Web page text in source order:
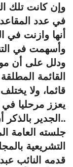
وإن كانت تلك
في عدد
أنها وازنت في
وأسهمت في
ودلل على أن
القائمة
قائما، ولا
يعزز مرحليا في
..الجدير
جلسته العامة
التشريعية
قدمه النائب